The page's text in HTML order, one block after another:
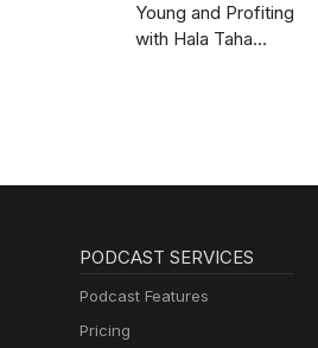
Young and Profiting
with Hala Taha
PODCAST SERVICES
Podcast Features
Pricing